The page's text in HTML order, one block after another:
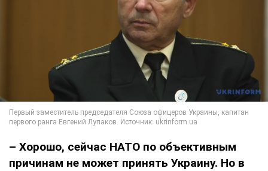
– Хорошо, сейчас НАТО по объективным
причинам не может принять Украину. Но в